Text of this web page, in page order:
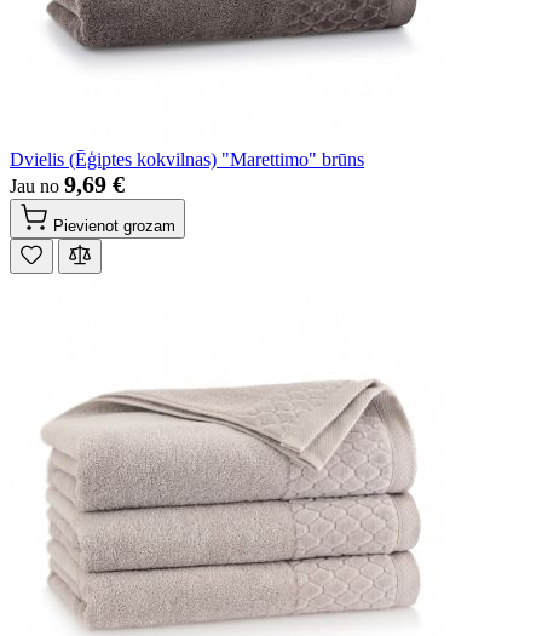
Dvielis (Ēģiptes kokvilnas) "Marettimo" brūns
Jau no 9,69 €
Pievienot grozam